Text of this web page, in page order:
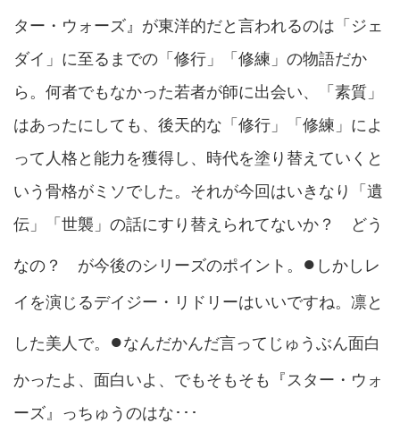
ター・ウォーズ』が東洋的だと言われるのは「ジェ
ダイ」に至るまでの「修行」「修練」の物語だか
ら。何者でもなかった若者が師に出会い、「素質」
はあったにしても、後天的な「修行」「修練」によ
って人格と能力を獲得し、時代を塗り替えていくと
いう骨格がミソでした。それが今回はいきなり「遺
伝」「世襲」の話にすり替えられてないか？ どう
なの？ が今後のシリーズのポイント。 ● しかしレ
イを演じるデイジー・リドリーはいいですね。凛と
した美人で。 ●なんだかんだ言ってじゅうぶん面白
かったよ、面白いよ、でもそもそも『スター・ウォ
ーズ』っちゅうのはな･･･